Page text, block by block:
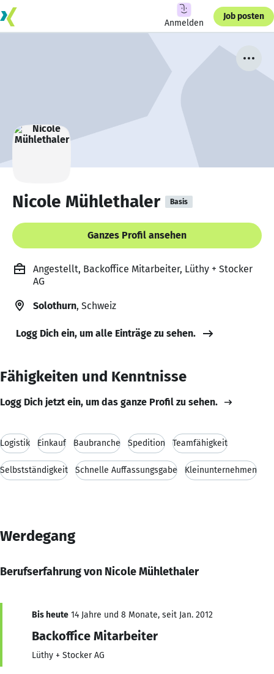
Anmelden
Job posten
Nicole Mühlethaler Basis
Ganzes Profil ansehen
Angestellt, Backoffice Mitarbeiter, Lüthy + Stocker
AG
Solothurn, Schweiz
Logg Dich ein, um alle Einträge zu sehen.
Fähigkeiten und Kenntnisse
Logg Dich jetzt ein, um das ganze Profil zu sehen.
Logistik Einkauf Baubranche Spedition Teamfähigkeit
Selbstständigkeit Schnelle Auffassungsgabe Kleinunternehmen
Werdegang
Berufserfahrung von Nicole Mühlethaler
Bis heute 14 Jahre und 8 Monate, seit Jan. 2012
Backoffice Mitarbeiter
Lüthy + Stocker AG